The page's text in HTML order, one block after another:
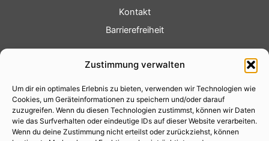
Zustimmung verwalten
Um dir ein optimales Erlebnis zu bieten, verwenden wir Technologien wie
Cookies, um Geräteinformationen zu speichern und/oder darauf
zuzugreifen. Wenn du diesen Technologien zustimmst, können wir Daten
wie das Surfverhalten oder eindeutige IDs auf dieser Website verarbeiten.
Wenn du deine Zustimmung nicht erteilst oder zurückziehst, können
Kontakt
Barrierefreiheit
Fotoservice
Videoservice
Werbung
Contenterstellung